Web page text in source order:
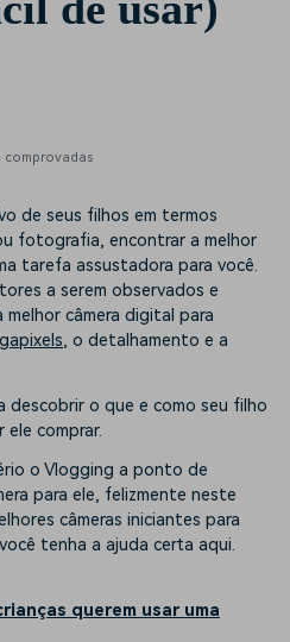
comprovadas
de seus filhos em termos
fotografia, encontrar a melhor
tarefa assustadora para você.
a serem observados e
câmera digital para
, o detalhamento e a
descobrir o que e como seu filho
ele comprar.
o Vlogging a ponto de
para ele, felizmente neste
câmeras iniciantes para
tenha a ajuda certa aqui.
querem usar uma